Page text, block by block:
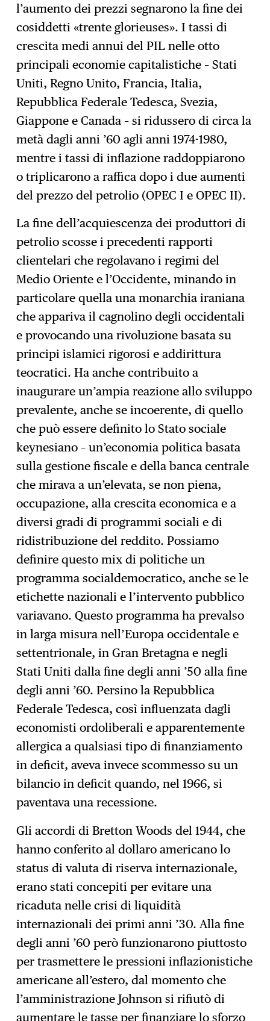
l’aumento dei prezzi segnarono la fine dei
cosiddetti «trente glorieuses». I tassi di
crescita medi annui del PIL nelle otto
principali economie capitalistiche – Stati
Uniti, Regno Unito, Francia, Italia,
Repubblica Federale Tedesca, Svezia,
Giappone e Canada – si ridussero di circa la
metà dagli anni ’60 agli anni 1974-1980,
mentre i tassi di inflazione raddoppiarono
o triplicarono a raffica dopo i due aumenti
del prezzo del petrolio (OPEC I e OPEC II).
La fine dell’acquiescenza dei produttori di
petrolio scosse i precedenti rapporti
clientelari che regolavano i regimi del
Medio Oriente e l’Occidente, minando in
particolare quella una monarchia iraniana
che appariva il cagnolino degli occidentali
e provocando una rivoluzione basata su
principi islamici rigorosi e addirittura
teocratici. Ha anche contribuito a
inaugurare un’ampia reazione allo sviluppo
prevalente, anche se incoerente, di quello
che può essere definito lo Stato sociale
keynesiano – un’economia politica basata
sulla gestione fiscale e della banca centrale
che mirava a un’elevata, se non piena,
occupazione, alla crescita economica e a
diversi gradi di programmi sociali e di
ridistribuzione del reddito. Possiamo
definire questo mix di politiche un
programma socialdemocratico, anche se le
etichette nazionali e l’intervento pubblico
variavano. Questo programma ha prevalso
in larga misura nell’Europa occidentale e
settentrionale, in Gran Bretagna e negli
Stati Uniti dalla fine degli anni ’50 alla fine
degli anni ’60. Persino la Repubblica
Federale Tedesca, così influenzata dagli
economisti ordoliberali e apparentemente
allergica a qualsiasi tipo di finanziamento
in deficit, aveva invece scommesso su un
bilancio in deficit quando, nel 1966, si
paventava una recessione.
Gli accordi di Bretton Woods del 1944, che
hanno conferito al dollaro americano lo
status di valuta di riserva internazionale,
erano stati concepiti per evitare una
ricaduta nelle crisi di liquidità
internazionali dei primi anni ’30. Alla fine
degli anni ’60 però funzionarono piuttosto
per trasmettere le pressioni inflazionistiche
americane all’estero, dal momento che
l’amministrazione Johnson si rifiutò di
aumentare le tasse per finanziare lo sforzo